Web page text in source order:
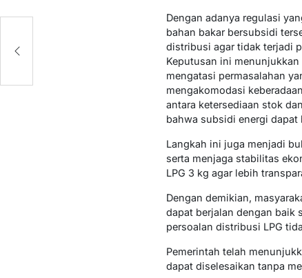
Dengan adanya regulasi
bahan bakar bersubsidi
distribusi agar tidak terjadi
Keputusan ini
mengatasi permasalahan
mengakomodasi
antara ketersediaan stok
bahwa subsidi energi dapat
Langkah ini juga menjadi
serta menjaga stabilitas
LPG 3 kg agar lebih
Dengan demikian,
dapat berjalan dengan baik
persoalan distribusi LPG
Pemerintah telah
dapat diselesaikan tanpa